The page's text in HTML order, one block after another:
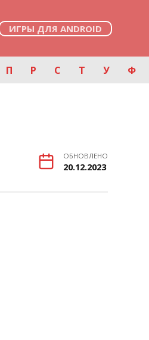
ИГРЫ ДЛЯ ANDROID
П Р С Т У Ф
ОБНОВЛЕНО
20.12.2023